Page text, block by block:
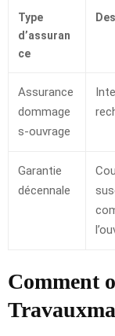
Type
d’assuran
ce
Assurance
dommage
s-ouvrage
Garantie
décennale
Comment